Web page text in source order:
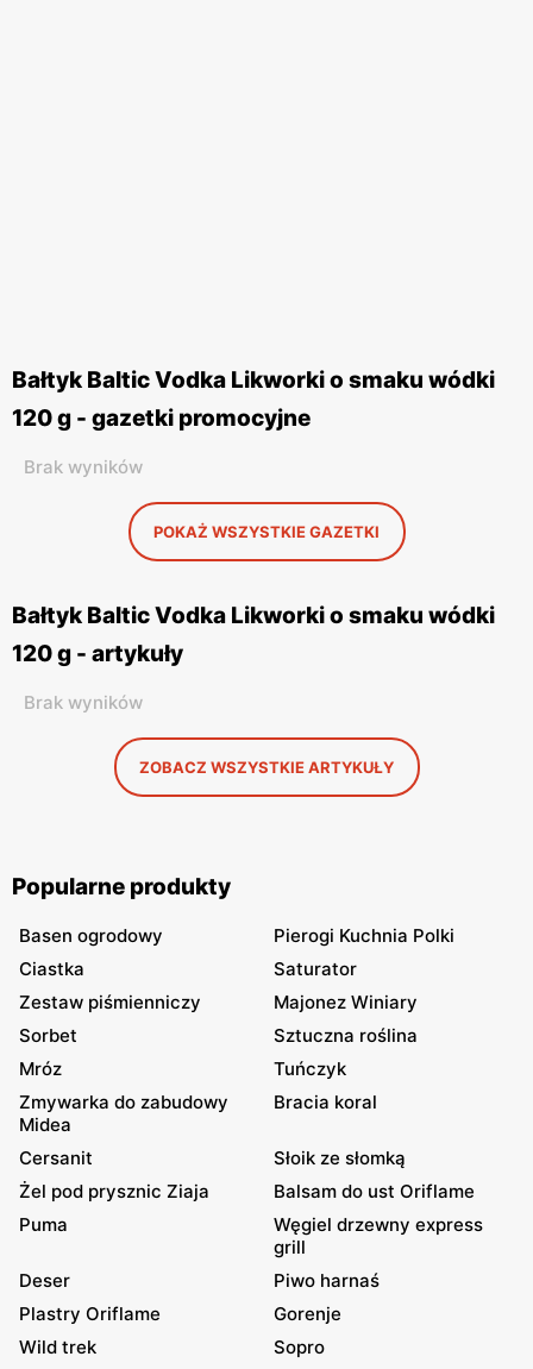
Bałtyk Baltic Vodka Likworki o smaku wódki
120 g - gazetki promocyjne
Brak wyników
POKAŻ WSZYSTKIE GAZETKI
Bałtyk Baltic Vodka Likworki o smaku wódki
120 g - artykuły
Brak wyników
ZOBACZ WSZYSTKIE ARTYKUŁY
Popularne produkty
Basen ogrodowy
Pierogi Kuchnia Polki
Ciastka
Saturator
Zestaw piśmienniczy
Majonez Winiary
Sorbet
Sztuczna roślina
Mróz
Tuńczyk
Zmywarka do zabudowy
Midea
Bracia koral
Cersanit
Słoik ze słomką
Żel pod prysznic Ziaja
Balsam do ust Oriflame
Puma
Węgiel drzewny express
grill
Deser
Piwo harnaś
Plastry Oriflame
Gorenje
Wild trek
Sopro